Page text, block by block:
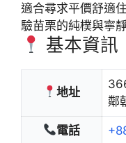
適合尋求平價舒適
驗苗栗的純樸與寧
基本資訊
地址
鄰
電話